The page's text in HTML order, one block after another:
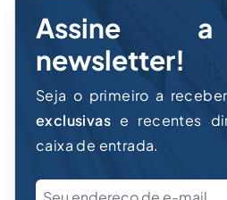
Assine
newsletter!
Seja o primeiro a
exclusivas e recentes
caixa de entrada.